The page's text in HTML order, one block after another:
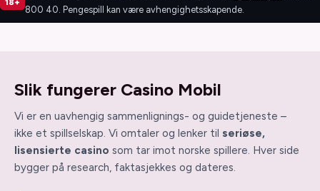
800 40. Pengespill kan være avhengighetsskapende.
Slik fungerer Casino Mobil
Vi er en uavhengig sammenlignings- og guidetjeneste –
ikke et spillselskap. Vi omtaler og lenker til seriøse,
lisensierte casino som tar imot norske spillere. Hver side
bygger på research, faktasjekkes og dateres.